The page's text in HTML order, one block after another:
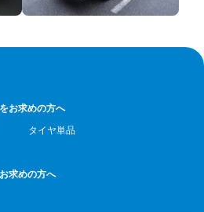
お求めの方へ
タイヤ単品
求めの方へ